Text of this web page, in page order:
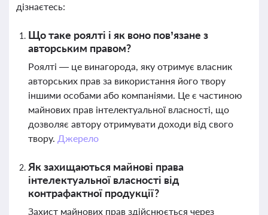
дізнаєтесь:
Що таке роялті і як воно пов’язане з
авторським правом?
Роялті — це винагорода, яку отримує власник
авторських прав за використання його твору
іншими особами або компаніями. Це є частиною
майнових прав інтелектуальної власності, що
дозволяє автору отримувати доходи від свого
твору. Джерело
Як захищаються майнові права
інтелектуальної власності від
контрафактної продукції?
Захист майнових прав здійснюється через